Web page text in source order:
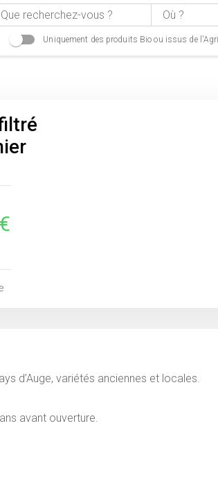
Uniquement des produits Bio ou issus de
d’Auge, variétés anciennes et locales.
avant ouverture.